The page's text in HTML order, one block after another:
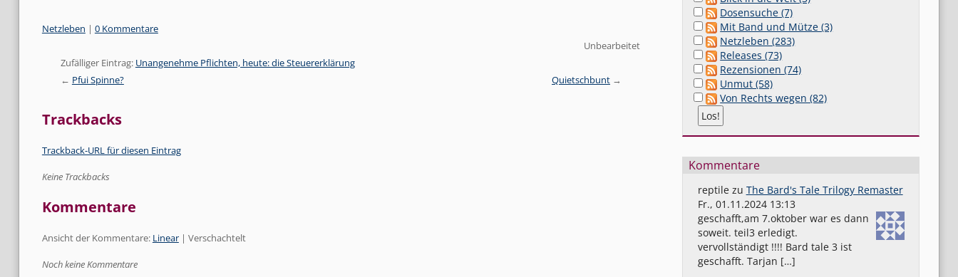
Kategorien:
Netzleben | 0 Kommentare
Unbearbeitet
Zufälliger Eintrag: Unangenehme Pflichten, heute: die Steuererklärung
Pfui Spinne?
Quietschbunt
Trackbacks
Trackback-URL für diesen Eintrag
Keine Trackbacks
Kommentare
Ansicht der Kommentare: Linear| Verschachtelt
Noch keine Kommentare
Dosensuche (7)
Mit Band und Mütze (3)
Netzleben (283)
Releases (73)
Rezensionen (74)
Unmut (58)
Von Rechts wegen (82)
Kommentare
reptilezu The Bard's Tale Trilogy Remaster
Fr., 01.11.2024 13:13
geschafft,am 7.oktober war es dann
soweit. teil3 erledigt.
vervollständigt !!!! Bard tale 3 ist
geschafft. Tarjan […]